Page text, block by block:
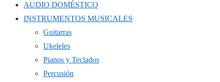
AUDIO DOMÉSTICO
INSTRUMENTOS MUSICALES
Guitarras
Ukeleles
Pianos y Teclados
Percusión